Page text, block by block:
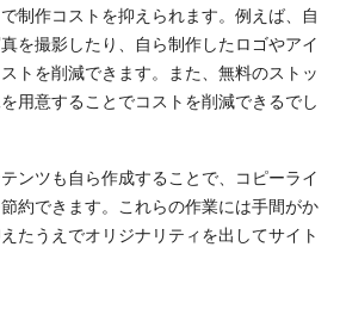
制作コストを抑えられます。例えば、自
を撮影したり、自ら制作したロゴやアイ
トを削減できます。また、無料のストッ
用意することでコストを削減できるでし
ンツも自ら作成することで、コピーライ
約できます。これらの作業には手間がか
たうえでオリジナリティを出してサイト